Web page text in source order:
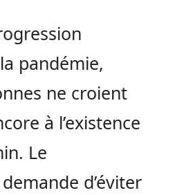
pandémie,
ne croient
à l’existence
Le
d’éviter